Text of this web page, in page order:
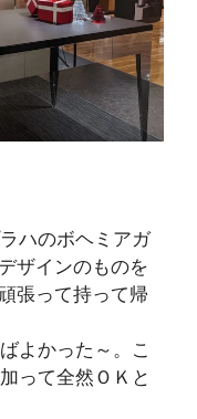
ハのボヘミアガ
ザインのものを
張って持って帰
よかった～。こ
って全然ＯＫと